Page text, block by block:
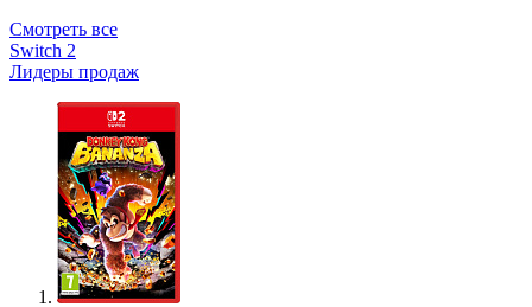
Смотреть все
Switch 2
Лидеры продаж